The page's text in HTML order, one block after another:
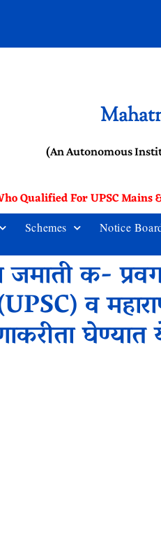
(An Autonomous
Qualified For UPSC Mains
Schemes Notice
क-
व
घेण्यात